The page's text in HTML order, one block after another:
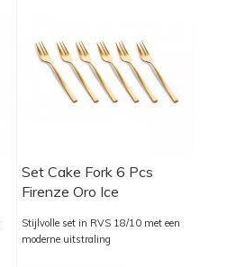
Set Cake Fork 6 Pcs
Firenze Oro Ice
Stijlvolle set in RVS 18/10 met een
moderne uitstraling